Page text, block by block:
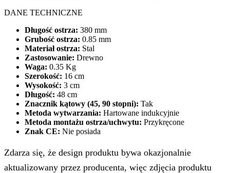
DANE TECHNICZNE
Długość ostrza: 380 mm
Grubość ostrza: 0.85 mm
Materiał ostrza: Stal
Zastosowanie: Drewno
Waga: 0.35 Kg
Szerokość: 16 cm
Wysokość: 3 cm
Długość: 48 cm
Znacznik kątowy (45, 90 stopni): Tak
Metoda wytwarzania: Hartowane indukcyjnie
Metoda montażu ostrza/uchwytu: Przykręcone
Znak CE: Nie posiada
Zdarza się, że design produktu bywa okazjonalnie
aktualizowany przez producenta, więc zdjęcia produktu